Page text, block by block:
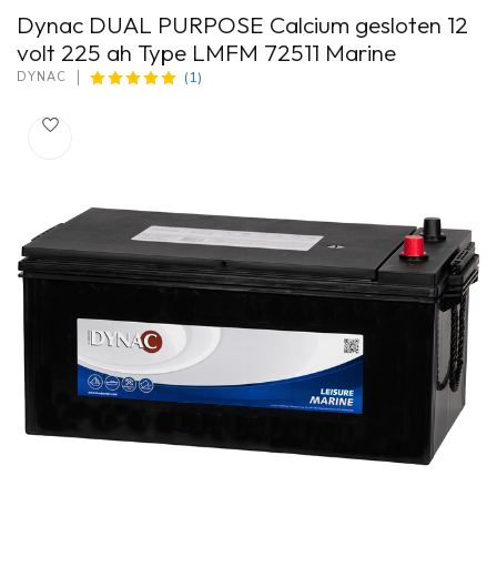
Dynac DUAL PURPOSE Calcium gesloten 12
volt 225 ah Type LMFM 72511 Marine
DYNAC (1)